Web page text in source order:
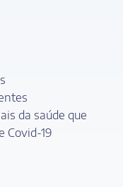
da saúde que
Covid-19